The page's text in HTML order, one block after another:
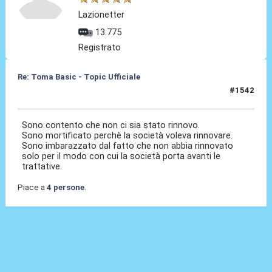
Lazionetter
13.775
Registrato
Re: Toma Basic - Topic Ufficiale
#1542
Sono contento che non ci sia stato rinnovo.
Sono mortificato perchè la società voleva rinnovare.
Sono imbarazzato dal fatto che non abbia rinnovato
solo per il modo con cui la società porta avanti le
trattative.
Piace a 4 persone.